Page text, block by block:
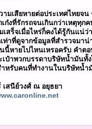
สียหายต่อประเทศไทยจน
เก๋งที่รักรถจนเกินกว่าเหตุทุ
เสร็จเมื่อไหร่ก็คงได้รู้กันแน่
ท่าที่ดูจากข้อมูลที่สำรวจมาน่
นี้หายไปไหนเหรอครับ คำต
เป๋าพวกบรรดาบริษัทน้ำมันทั้
หรับคนที่ทำงานในบริษัทน้ำ
ย์วงศ์ ณ อยุธยา